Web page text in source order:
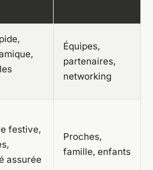
Équipes,
partenaires,
networking
festive,
assurée
Proches,
famille, enfants